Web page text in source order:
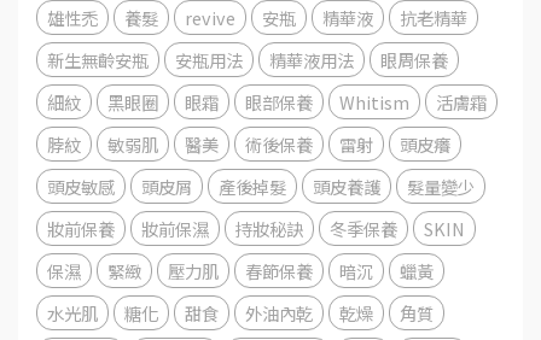
雄性禿
養髮 revive 安瓶 精華液
抗老精華
新生無齡安瓶
安瓶用法 精華液用法
眼周保養
細紋
黑眼圈 眼霜 眼部保養 Whitism
活膚霜
脖紋
敏弱肌 醫美 術後保養 雷射
頭皮癢
頭皮敏感
頭皮屑 產後掉髮 頭皮養護
髮量變少
妝前保養
妝前保濕 持妝秘訣 冬季保養
SKIN
保濕
緊緻 壓力肌 春節保養 暗沉
蠟黃
水光肌
糖化 甜食 外油內乾 乾燥
角質